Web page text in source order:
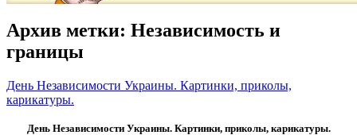
Архив метки: Независимость и
границы
День Независимости Украины. Картинки, приколы,
карикатуры.
День Независимости Украины. Картинки, приколы, карикатуры.